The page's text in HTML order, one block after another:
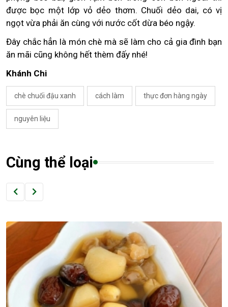
được bọc một lớp vỏ dẻo thơm. Chuối dẻo dai, có vị
ngọt vừa phải ăn cùng với nước cốt dừa béo ngậy.
Đây chắc hẳn là món chè mà sẽ làm cho cả gia đình bạn
ăn mãi cũng không hết thèm đấy nhé!
Khánh Chi
chè chuối đậu xanh cách làm thực đơn hàng ngày
nguyên liệu
Cùng thể loại